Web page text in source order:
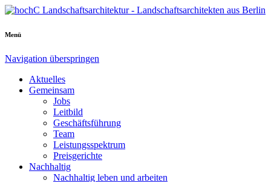
Menü
Navigation überspringen
Aktuelles
Gemeinsam
Jobs
Leitbild
Geschäftsführung
Team
Leistungsspektrum
Preisgerichte
Nachhaltig
Nachhaltig leben und arbeiten